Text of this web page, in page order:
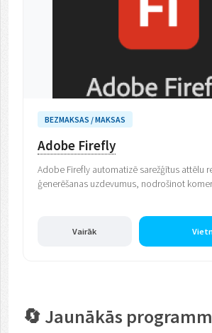
BEZMAKSAS / MAKSAS
Adobe Firefly
Adobe Firefly automatizē sarežģītus attēlu
ģenerēšanas uzdevumus, nodrošinot
Vairāk
🔄 Jaunākās